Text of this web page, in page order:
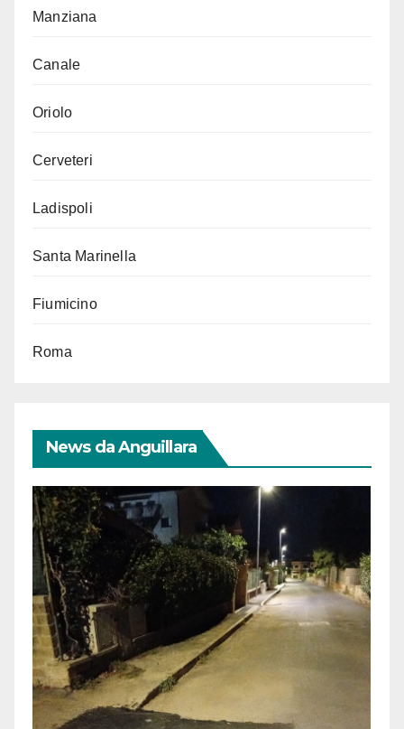
Manziana
Canale
Oriolo
Cerveteri
Ladispoli
Santa Marinella
Fiumicino
Roma
News da Anguillara